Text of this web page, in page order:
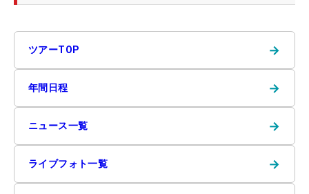
ツアーTOP →
年間日程 →
ニュース一覧 →
ライブフォト一覧 →